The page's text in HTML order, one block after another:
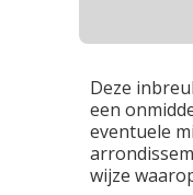
Deze
een
eventuele
wijze